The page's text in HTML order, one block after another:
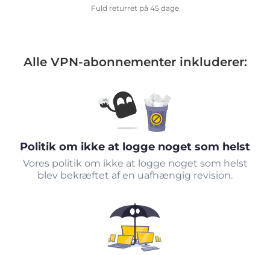
Fuld returret på 45 dage
Alle VPN-abonnementer inkluderer:
Politik om ikke at logge noget som helst
Vores politik om ikke at logge noget som helst
blev bekræftet af en uafhængig revision.